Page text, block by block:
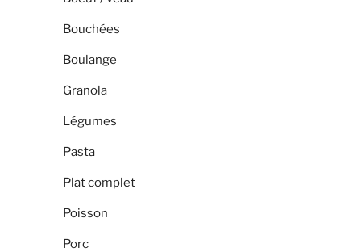
Bouchées
Boulange
Granola
Légumes
Pasta
Plat complet
Poisson
Porc